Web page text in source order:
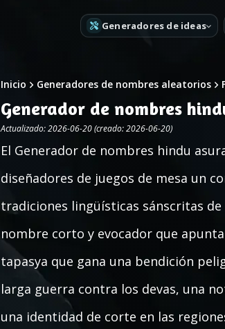
Generadores de ideas
Inicio Generadores de nombres aleatorios
Generador de nombres
Actualizado: 2026-06-20 (creado: 2026-06-20)
El Generador de nombres hindu
diseñadores de juegos de mesa un
tradiciones lingüísticas sánscritas
nombre corto y evocador que
tapasya que gana una bendición
larga guerra contra los devas, una
una identidad de corte en las